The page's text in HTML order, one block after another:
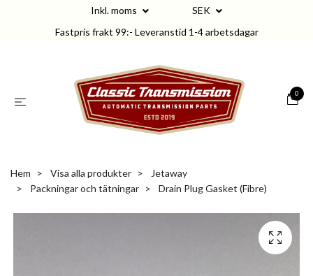
Inkl. moms
SEK
Fastpris frakt 99:- Leveranstid 1-4 arbetsdagar
0
Hem Visa alla produkter
Jetaway
Packningar och tätningar
Drain Plug Gasket (Fibre)